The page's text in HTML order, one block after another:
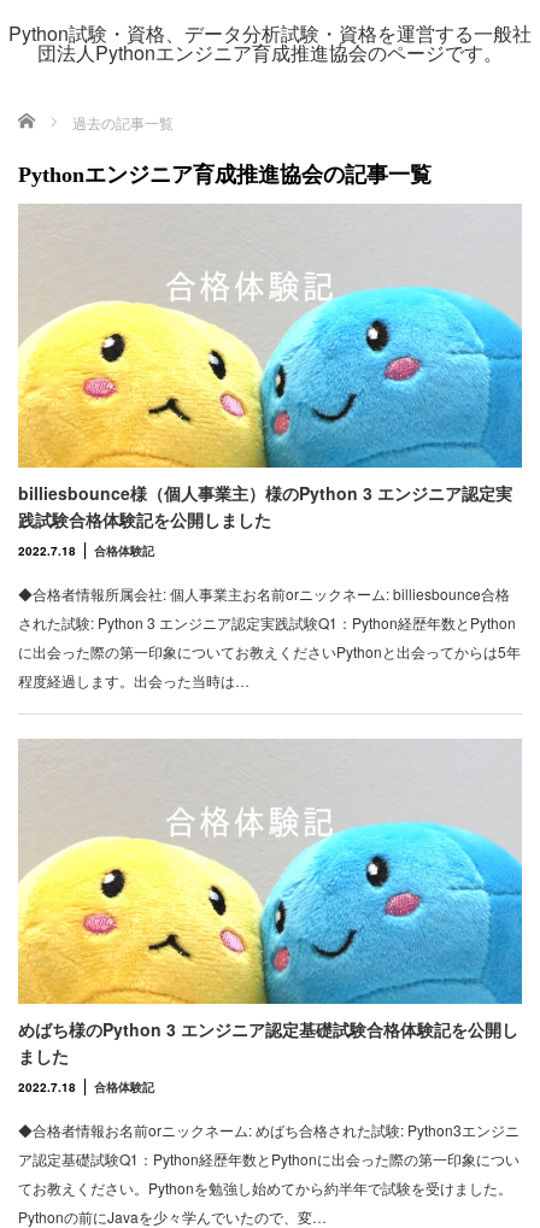
Python試験・資格、データ分析試験・資格を運営する一般社
団法人Pythonエンジニア育成推進協会のページです。
ホーム 過去の記事一覧
Pythonエンジニア育成推進協会の記事一覧
billiesbounce様（個人事業主）様のPython 3 エンジニア認定実
践試験合格体験記を公開しました
2022.7.18 合格体験記
◆合格者情報所属会社: 個人事業主お名前orニックネーム: billiesbounce合格
された試験: Python 3 エンジニア認定実践試験Q1：Python経歴年数とPython
に出会った際の第一印象についてお教えくださいPythonと出会ってからは5年
程度経過します。出会った当時は…
めばち様のPython 3 エンジニア認定基礎試験合格体験記を公開し
ました
2022.7.18 合格体験記
◆合格者情報お名前orニックネーム: めばち合格された試験: Python3エンジニ
ア認定基礎試験Q1：Python経歴年数とPythonに出会った際の第一印象につい
てお教えください。Pythonを勉強し始めてから約半年で試験を受けました。
Pythonの前にJavaを少々学んでいたので、変…